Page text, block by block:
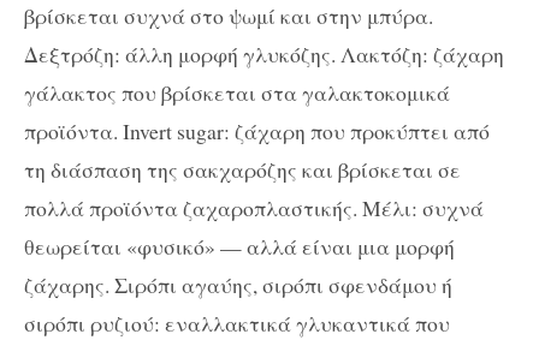
βρίσκεται συχνά στο ψωμί και στην μπύρα.
Δεξτρόζη: άλλη μορφή γλυκόζης. Λακτόζη: ζάχαρη
γάλακτος που βρίσκεται στα γαλακτοκομικά
προϊόντα. Invert sugar: ζάχαρη που προκύπτει από
τη διάσπαση της σακχαρόζης και βρίσκεται σε
πολλά προϊόντα ζαχαροπλαστικής. Μέλι: συχνά
θεωρείται «φυσικό» — αλλά είναι μια μορφή
ζάχαρης. Σιρόπι αγαύης, σιρόπι σφενδάμου ή
σιρόπι ρυζιού: εναλλακτικά γλυκαντικά που